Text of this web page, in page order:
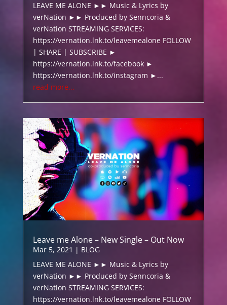
LEAVE ME ALONE ►► Music & Lyrics by
verNation ►► Produced by Senncoria &
verNation STREAMING SERVICES:
https://vernation.lnk.to/leavemealone FOLLOW
| SHARE | SUBSCRIBE ►
https://vernation.lnk.to/facebook ►
https://vernation.lnk.to/instagram ►...
read more...
Leave me Alone – New Single – Out Now
Mar 5, 2021 | BLOG
LEAVE ME ALONE ►► Music & Lyrics by
verNation ►► Produced by Senncoria &
verNation STREAMING SERVICES:
https://vernation.lnk.to/leavemealone FOLLOW